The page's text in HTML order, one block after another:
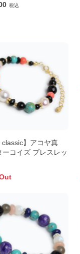
classic】アコヤ真
ーコイズ ブレスレッ